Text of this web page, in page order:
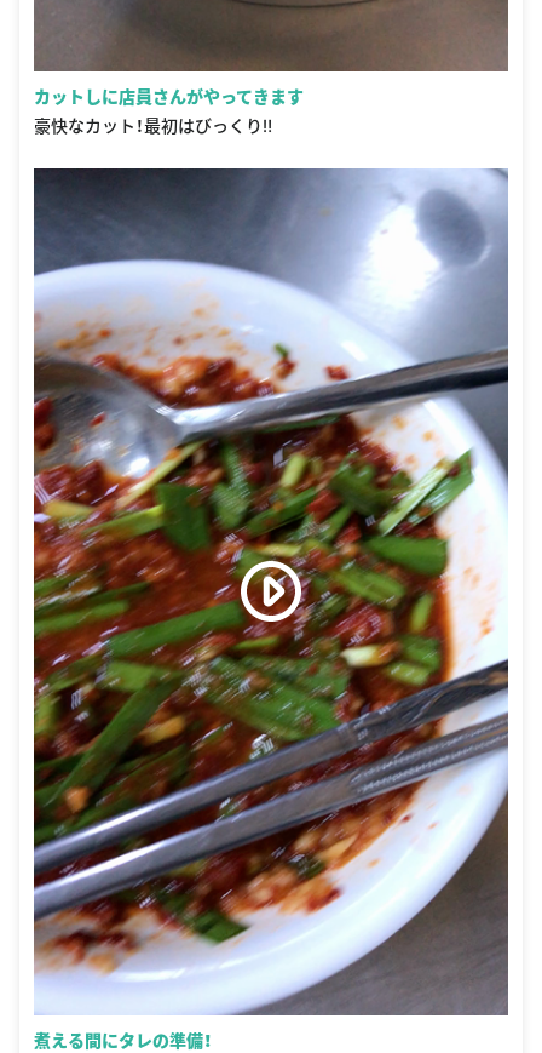
カットしに店員さんがやってきます
豪快なカット！最初はびっくり‼️
煮える間にタレの準備！